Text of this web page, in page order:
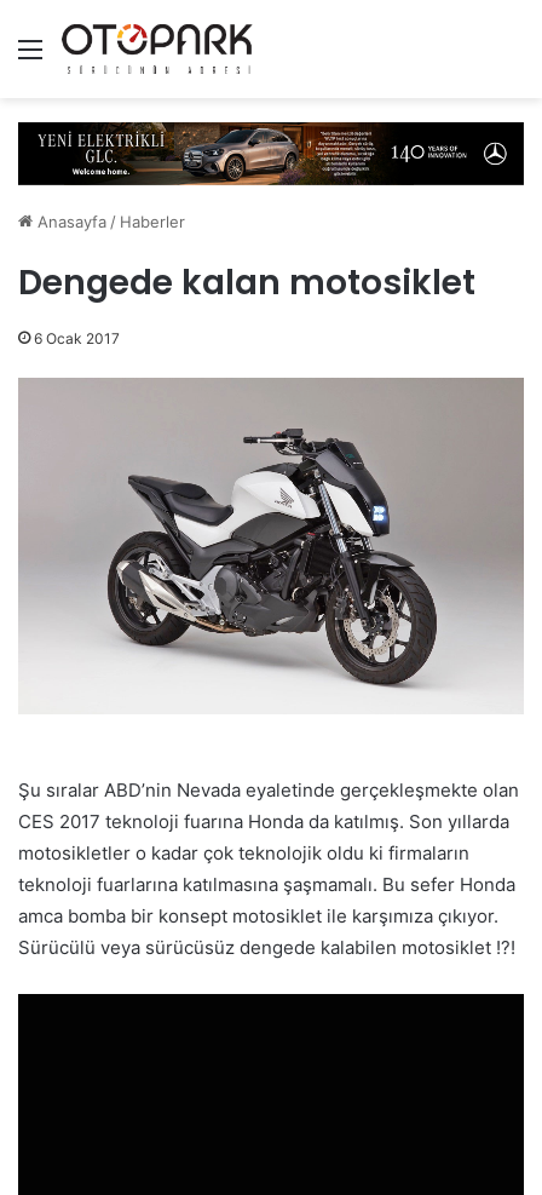
Menü
Anasayfa / Haberler
Dengede kalan motosiklet
6 Ocak 2017
Şu sıralar ABD’nin Nevada eyaletinde gerçekleşmekte olan
CES 2017 teknoloji fuarına Honda da katılmış. Son yıllarda
motosikletler o kadar çok teknolojik oldu ki firmaların
teknoloji fuarlarına katılmasına şaşmamalı. Bu sefer Honda
amca bomba bir konsept motosiklet ile karşımıza çıkıyor.
Sürücülü veya sürücüsüz dengede kalabilen motosiklet !?!